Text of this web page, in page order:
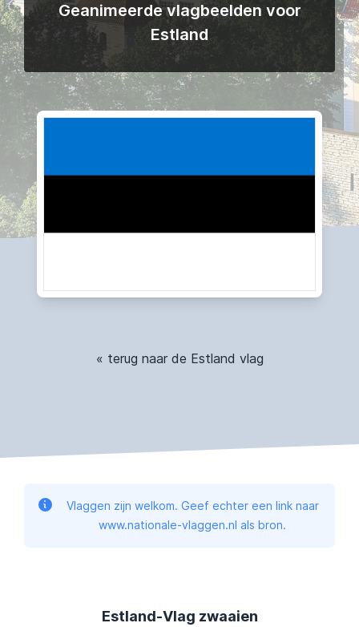
Geanimeerde vlagbeelden voor
Estland
« terug naar de Estland vlag
Vlaggen zijn welkom. Geef echter een link naar
www.nationale-vlaggen.nl als bron.
Estland-Vlag zwaaien